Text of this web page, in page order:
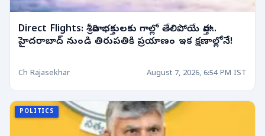
Direct Flights: శ్రీవారి భక్తులకు గాల్లో తేలిపోయే వార్త!..
హైదరాబాద్ నుండి తిరుపతికి ప్రయాణం ఇక క్షణాల్లోనే!
Ch Rajasekhar August 7, 2026, 6:54 PM IST
POLITICS